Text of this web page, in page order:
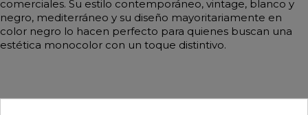
comerciales. Su estilo contemporáneo, vintage, blanco y
negro, mediterráneo y su diseño mayoritariamente en
color negro lo hacen perfecto para quienes buscan una
estética monocolor con un toque distintivo.